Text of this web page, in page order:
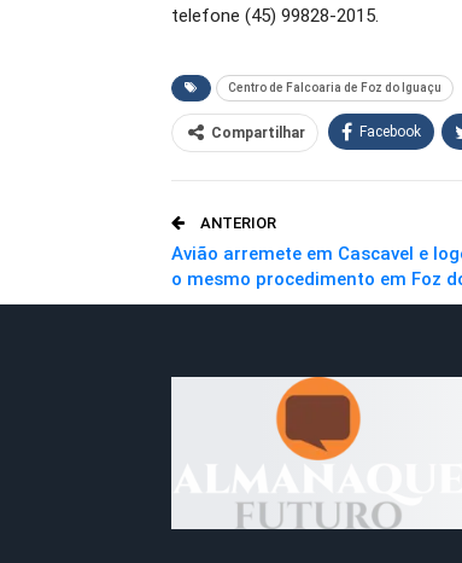
telefone (45) 99828-2015.
Centro de Falcoaria de Foz do Iguaçu
Compartilhar Facebook
ANTERIOR
Avião arremete em Cascavel e
o mesmo procedimento em Foz